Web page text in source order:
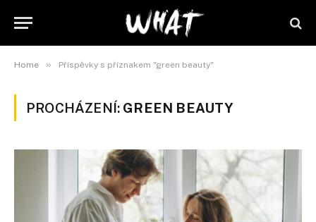
Home » Příspěvky s příznakem "green beauty"
PROCHÁZENÍ: GREEN BEAUTY